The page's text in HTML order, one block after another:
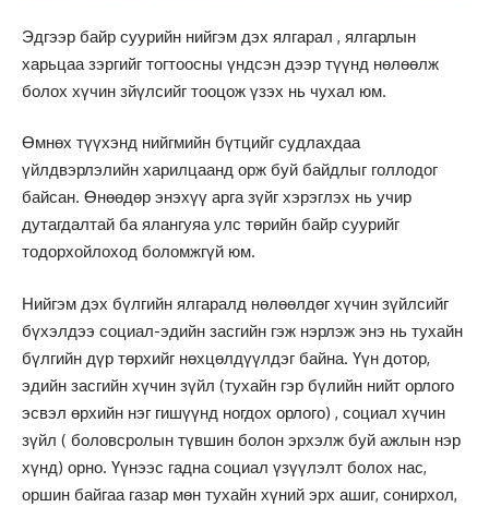
Эдгээр байр суурийн нийгэм дэх ялгарал , ялгарлын
харьцаа зэргийг тогтоосны үндсэн дээр түүнд нөлөөлж
болох хүчин зйүлсийг тооцож үзэх нь чухал юм.
Өмнөх түүхэнд нийгмийн бүтцийг судлахдаа
үйлдвэрлэлийн харилцаанд орж буй байдлыг голлодог
байсан. Өнөөдөр энэхүү арга зүйг хэрэглэх нь учир
дутагдалтай ба ялангуяа улс төрийн байр суурийг
тодорхойлоход боломжгүй юм.
Нийгэм дэх бүлгийн ялгаралд нөлөөлдөг хүчин зүйлсийг
бүхэлдээ социал-эдийн засгийн гэж нэрлэж энэ нь тухайн
бүлгийн дүр төрхийг нөхцөлдүүлдэг байна. Үүн дотор,
эдийн засгийн хүчин зүйл (тухайн гэр бүлийн нийт орлого
эсвэл өрхийн нэг гишүүнд ногдох орлого) , социал хүчин
зүйл ( боловсролын түвшин болон эрхэлж буй ажлын нэр
хүнд) орно. Үүнээс гадна социал үзүүлэлт болох нас,
оршин байгаа газар мөн тухайн хүний эрх ашиг, сонирхол,